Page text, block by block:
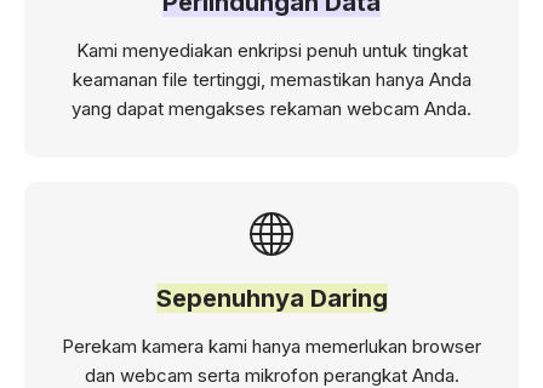
Kami menyediakan enkripsi penuh untuk tingkat
keamanan file tertinggi, memastikan hanya Anda
yang dapat mengakses rekaman webcam Anda.
Sepenuhnya Daring
Perekam kamera kami hanya memerlukan browser
dan webcam serta mikrofon perangkat Anda.